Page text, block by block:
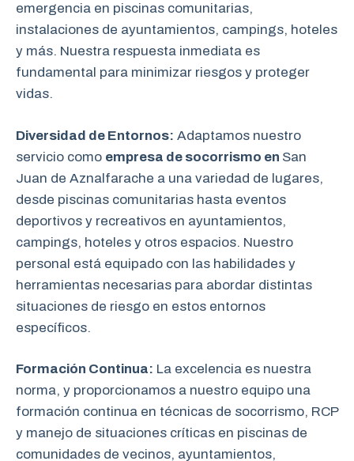
emergencia en piscinas comunitarias,
instalaciones de ayuntamientos, campings, hoteles
y más. Nuestra respuesta inmediata es
fundamental para minimizar riesgos y proteger
vidas.
Diversidad de Entornos: Adaptamos nuestro
servicio como empresa de socorrismo en San
Juan de Aznalfarache a una variedad de lugares,
desde piscinas comunitarias hasta eventos
deportivos y recreativos en ayuntamientos,
campings, hoteles y otros espacios. Nuestro
personal está equipado con las habilidades y
herramientas necesarias para abordar distintas
situaciones de riesgo en estos entornos
específicos.
Formación Continua: La excelencia es nuestra
norma, y proporcionamos a nuestro equipo una
formación continua en técnicas de socorrismo, RCP
y manejo de situaciones críticas en piscinas de
comunidades de vecinos, ayuntamientos,